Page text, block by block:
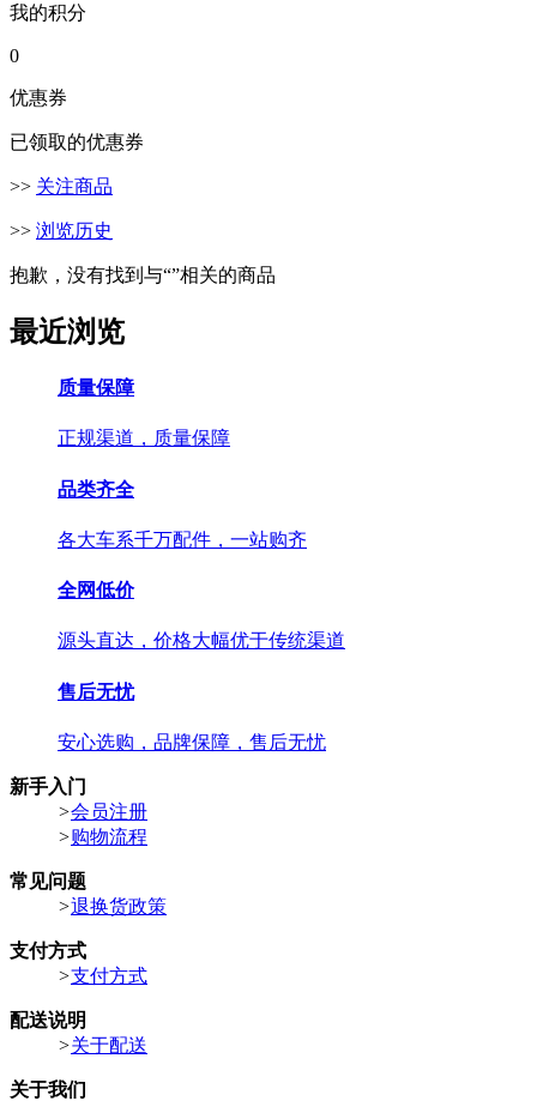
我的积分
0
优惠券
已领取的优惠券
>> 关注商品
>> 浏览历史
抱歉，没有找到与“”相关的商品
最近浏览
质量保障
正规渠道，质量保障
品类齐全
各大车系千万配件，一站购齐
全网低价
源头直达，价格大幅优于传统渠道
售后无忧
安心选购，品牌保障，售后无忧
新手入门
>会员注册
>购物流程
常见问题
>退换货政策
支付方式
>支付方式
配送说明
>关于配送
关于我们